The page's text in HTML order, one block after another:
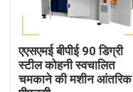
एएसएमई बीपीई 90 डिग्री
स्टील कोहनी स्वचालित
चमकाने की मशीन आंतरिक